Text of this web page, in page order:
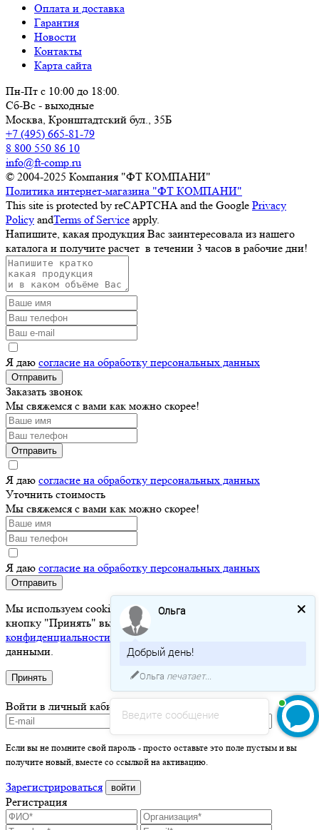
Оплата и доставка
Гарантия
Новости
Контакты
Карта сайта
Пн-Пт с 10:00 до 18:00.
Сб-Вс - выходные
Москва, Кронштадтский бул., 35Б
+7 (495) 665-81-79
8 800 550 86 10
info@ft-comp.ru
© 2004-2025 Компания "ФТ КОМПАНИ"
Политика интернет-магазина "ФТ КОМПАНИ"
This site is protected by reCAPTCHA and the Google Privacy
Policy andTerms of Service apply.
Напишите, какая продукция Вас заинтересовала из нашего
каталога и получите расчет в течении 3 часов в рабочие дни!
Я даю согласие на обработку персональных данных
Отправить
Заказать звонок
Мы свяжемся с вами как можно скорее!
Отправить
Я даю согласие на обработку персональных данных
Уточнить стоимость
Мы свяжемся с вами как можно скорее!
Я даю согласие на обработку персональных данных
Отправить
Мы используем cookie для хранения ваших данных. Нажимая
кнопку "Принять" вы соглашаетесь с
конфиденциальности и разрешаете нам работать с вашими
данными.
Принять
Войти в личный кабинет
Если вы не помните свой пароль - просто оставьте это поле пустым и вы
получите новый, вместе со ссылкой на активацию.
Зарегистрироваться войти
Регистрация
Введите сообщение
Ольга
Добрый день!
Ольга печатает...